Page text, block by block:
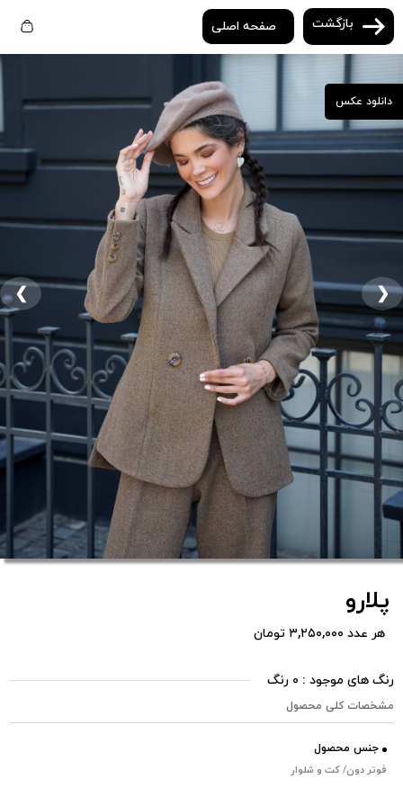
بازگشت صفحه اصلی
دانلود عکس
❮ ❯
پلارو
هر عدد ۳,۲۵۰,۰۰۰ تومان
رنگ های موجود : ۰ رنگ
مشخصات کلی محصول
جنس محصول
فوتر دون/ کت و شلوار